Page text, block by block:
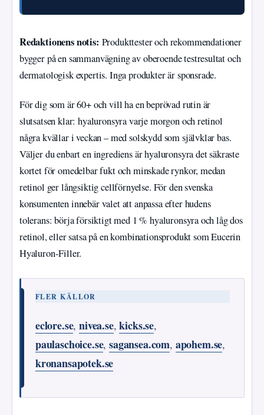
Redaktionens notis: Produkttester och rekommendationer
bygger på en sammanvägning av oberoende testresultat och
dermatologisk expertis. Inga produkter är sponsrade.
För dig som är 60+ och vill ha en beprövad rutin är
slutsatsen klar: hyaluronsyra varje morgon och retinol
några kvällar i veckan – med solskydd som självklar bas.
Väljer du enbart en ingrediens är hyaluronsyra det säkraste
kortet för omedelbar fukt och minskade rynkor, medan
retinol ger långsiktig cellförnyelse. För den svenska
konsumenten innebär valet att anpassa efter hudens
tolerans: börja försiktigt med 1 % hyaluronsyra och låg dos
retinol, eller satsa på en kombinationsprodukt som Eucerin
Hyaluron‑Filler.
FLER KÄLLOR
eclore.se,nivea.se,kicks.se,
paulaschoice.se,sagansea.com, apohem.se,
kronansapotek.se